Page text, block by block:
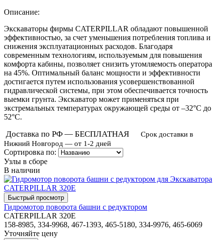
Описание:
Экскаваторы фирмы CATERPILLAR обладают повышенной
эффективностью, за счет уменьшения потребления топлива и
снижения эксплуатационных расходов. Благодаря
современным технологиям, используемым для повышения
комфорта кабины, позволяет снизить утомляемость оператора
на 45%. Оптимальный баланс мощности и эффективности
достигается путем использования усовершенствованной
гидравлической системы, при этом обеспечивается точность
выемки грунта. Экскаватор может применяться при
экстремальных температурах окружающей среды от –32°C до
52°C.
Доставка по РФ — БЕСПЛАТНАЯ
Срок доставки в
Нижний Новгород — от 1-2 дней
Сортировка по:
Узлы в сборе
В наличии
Гидромотор поворота башни с редуктором
CATERPILLAR 320E
158-8985, 334-9968, 467-1393, 465-5180, 334-9976, 465-6069
Уточняйте цену